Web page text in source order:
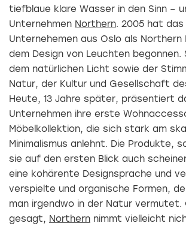
tiefblaue klare Wasser in den Sinn –
Unternehmen Northern. 2005 hat das
Unternehemen aus Oslo als Northern
dem Design von Leuchten begonnen.
dem natürlichen Licht sowie der
Natur, der Kultur und Gesellschaft
Heute, 13 Jahre später, präsentiert
Unternehmen ihre erste
Möbelkollektion, die sich stark am
Minimalismus anlehnt. Die Produkte,
sie auf den ersten Blick auch
eine kohärente Designsprache und
verspielte und organische Formen,
man irgendwo in der Natur vermutet.
gesagt, Northern nimmt vielleicht